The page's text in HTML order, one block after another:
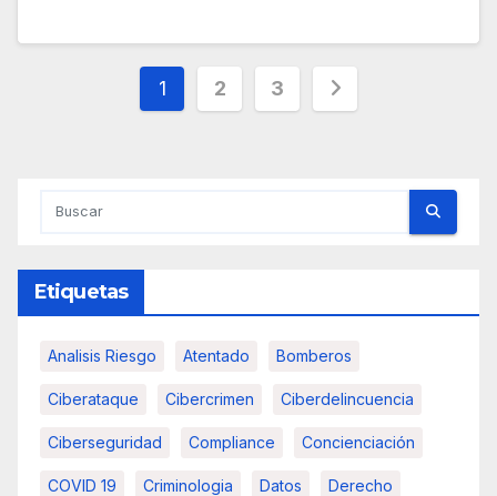
Paginación
1 2 3
Etiquetas
Analisis Riesgo Atentado Bomberos
Ciberataque Cibercrimen Ciberdelincuencia
Ciberseguridad Compliance Concienciación
COVID 19 Criminologia Datos Derecho